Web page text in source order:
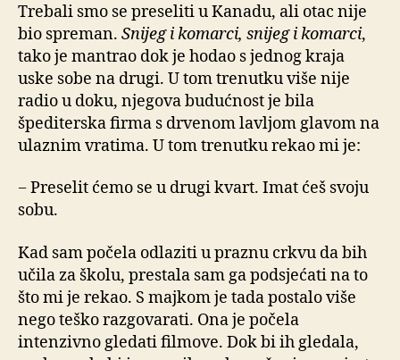
Trebali smo se preseliti u Kanadu, ali otac nije
bio spreman. Snijeg i komarci, snijeg i komarci,
tako je mantrao dok je hodao s jednog kraja
uske sobe na drugi. U tom trenutku više nije
radio u doku, njegova budućnost je bila
špediterska firma s drvenom lavljom glavom na
ulaznim vratima. U tom trenutku rekao mi je:
− Preselit ćemo se u drugi kvart. Imat ćeš svoju
sobu.
Kad sam počela odlaziti u praznu crkvu da bih
učila za školu, prestala sam ga podsjećati na to
što mi je rekao. S majkom je tada postalo više
nego teško razgovarati. Ona je počela
intenzivno gledati filmove. Dok bi ih gledala,